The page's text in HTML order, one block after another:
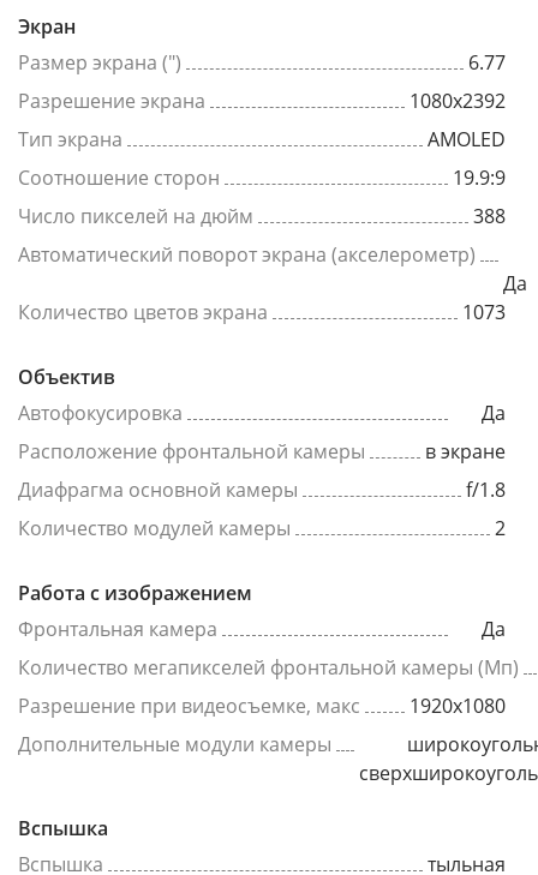
Экран
Размер экрана (")
6.77
Разрешение экрана
1080x2392
Тип экрана
AMOLED
Соотношение сторон
19.9:9
Число пикселей на дюйм
388
Автоматический поворот экрана (акселерометр)
Да
Количество цветов экрана
1073
Объектив
Автофокусировка
Да
Расположение фронтальной камеры
в экране
Диафрагма основной камеры
f/1.8
Количество модулей камеры
2
Работа с изображением
Фронтальная камера
Да
Количество мегапикселей фронтальной камеры (Мп)
Разрешение при видеосъемке, макс
1920x1080
Дополнительные модули камеры
Вспышка
Вспышка
тыльная